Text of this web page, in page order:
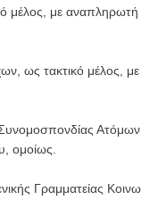
μέλος, με
ως τακτικό μέλος,
Ατόμων
ομοίως.
Γραμματείας